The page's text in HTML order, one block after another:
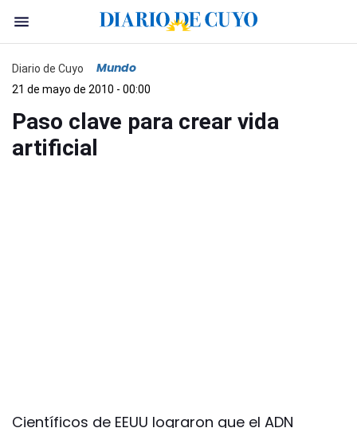
Diario de Cuyo Mundo
21 de mayo de 2010 - 00:00
Paso clave para crear vida
artificial
Científicos de EEUU lograron que el ADN